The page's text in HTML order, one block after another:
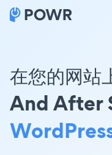
在您的网
And After